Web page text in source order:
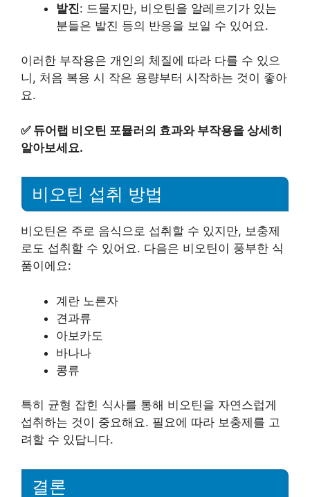
발진: 드물지만, 비오틴을 알레르기가 있는
분들은 발진 등의 반응을 보일 수 있어요.
이러한 부작용은 개인의 체질에 따라 다를 수 있으
니, 처음 복용 시 작은 용량부터 시작하는 것이 좋아
요.
✅ 듀어랩 비오틴 포뮬러의 효과와 부작용을 상세히
알아보세요.
비오틴 섭취 방법
비오틴은 주로 음식으로 섭취할 수 있지만, 보충제
로도 섭취할 수 있어요. 다음은 비오틴이 풍부한 식
품이에요:
계란 노른자
견과류
아보카도
바나나
콩류
특히 균형 잡힌 식사를 통해 비오틴을 자연스럽게
섭취하는 것이 중요해요. 필요에 따라 보충제를 고
려할 수 있답니다.
결론